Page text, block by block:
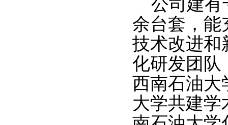
公司建有
余台套，能
技术改进和
化研发团队
西南石油大
大学共建学